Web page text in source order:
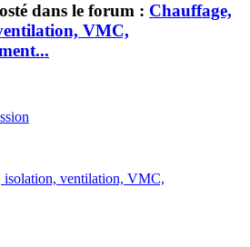
dans le forum : Chauffage,
VMC,
isolation, ventilation, VMC,